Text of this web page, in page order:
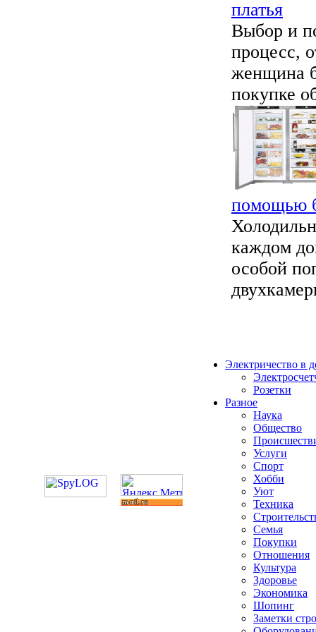
платья
Выбор и
процесс,
женщина
покупке
помощью
каждом
особой
Электричество в
Розетки
Разное
Наука
Общество
Услуги
Спорт
Хобби
Уют
Техника
Семья
Покупки
Отношения
Культура
Здоровье
Экономика
Шопинг
Заметки